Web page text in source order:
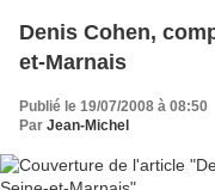
Denis Cohen,
et-Marnais
Publié le 19/07/2008 à 08:50
Par Jean-Michel